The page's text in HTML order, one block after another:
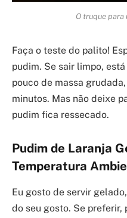
O truque
Faça o teste do palito!
pudim. Se sair limpo,
pouco de massa
minutos. Mas não deixe
pudim fica ressecado.
Pudim de Laranja
Temperatura
Eu gosto de servir
do seu gosto. Se preferir,